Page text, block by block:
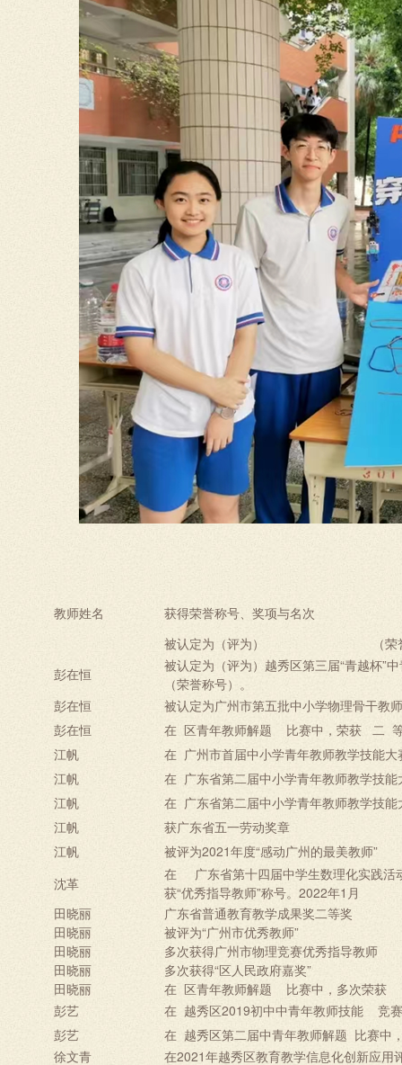
教师姓名
获得荣誉称号、奖项与名次
被认定为（评为）
（
彭在恒
被认定为（评为）越秀区第三届“青越杯”
（荣誉称号）。
彭在恒
被认定为广州市第五批中小学物理骨干教
彭在恒
在 区青年教师解题 比赛中，荣获 二
江帆
在 广州市首届中小学青年教师教学技能
江帆
在 广东省第二届中小学青年教师教学技
江帆
在 广东省第二届中小学青年教师教学技
江帆
获广东省五一劳动奖章
江帆
被评为2021年度“感动广州的最美教师”
沈革
在
广东省第十四届中学生数理化实践活
获“优秀指导教师”称号。 2022年1 月
田晓丽
广东省普通教育教学成果奖二等奖
田晓丽
被评为“广州市优秀教师”
田晓丽
多次获得广州市物理竞赛优秀指导教师
田晓丽
多次获得“区人民政府嘉奖”
田晓丽
在 区青年教师解题 比赛中， 多次荣获
彭艺
在 越秀区2019初中中青年教师技能
竞
彭艺
在 越秀区第二届中青年教师解题 比赛中
徐文青
在2021年越秀区教育教学信息化创新应用